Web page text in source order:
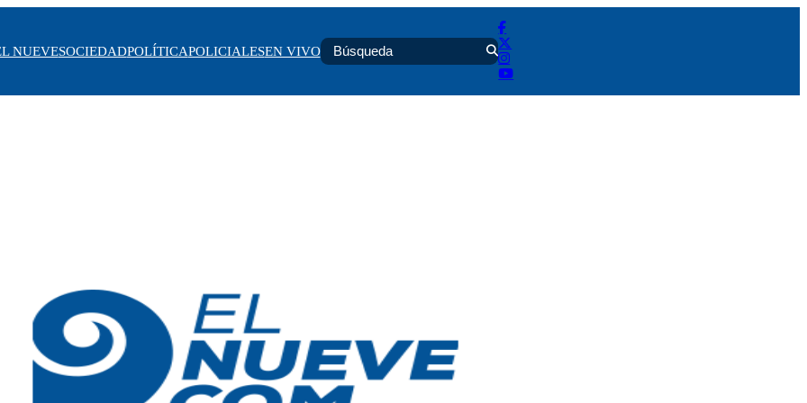
NUEVESOCIEDADPOLÍTICAPOLICIALESEN VIVO